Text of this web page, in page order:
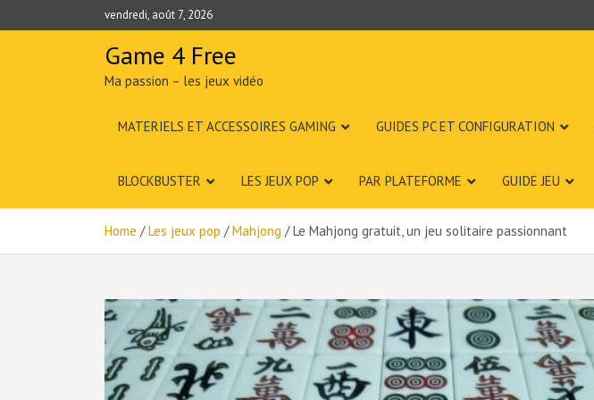
to
vendredi, août 7, 2026
Game 4 Free
Ma passion – les jeux vidéo
MATERIELS ET ACCESSOIRES GAMING GUIDES PC ET CONFIGURATION
BLOCKBUSTER LES JEUX POP PAR PLATEFORME GUIDE JEU
Home Les jeux pop Mahjong Le Mahjong gratuit, un jeu solitaire passionnant